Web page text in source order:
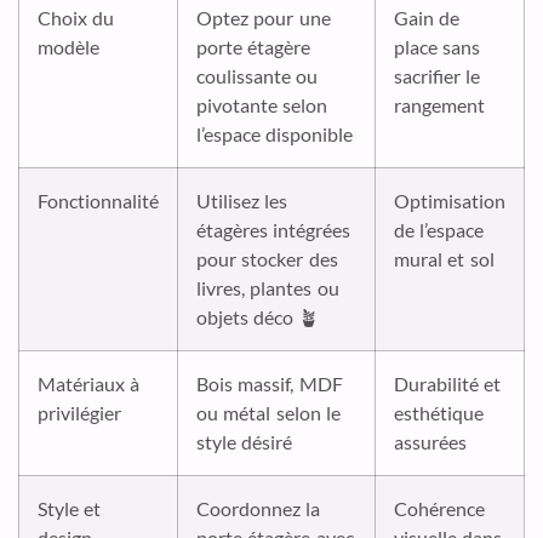
Choix du
modèle
Optez pour une
porte étagère
coulissante ou
pivotante selon
l’espace disponible
Gain de
place sans
sacrifier le
rangement
Fonctionnalité
Utilisez les
étagères intégrées
pour stocker des
livres, plantes ou
objets déco 🪴
Optimisation
de l’espace
mural et sol
Matériaux à
privilégier
Bois massif, MDF
ou métal selon le
style désiré
Durabilité et
esthétique
assurées
Style et
Coordonnez la
Cohérence